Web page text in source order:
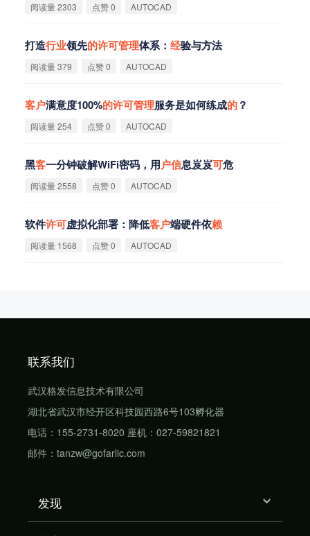
阅读量 2303 点赞 0 AUTOCAD
打造行业领先的许可管理体系： 经验与方法
阅读量 379 点赞 0 AUTOCAD
客户满意度100%的许可管理服务是如何练成的？
阅读量 254 点赞 0 AUTOCAD
黑客一分钟破解WiFi密码，用户信息岌岌可危
阅读量 2558 点赞 0 AUTOCAD
软件许可虚拟化部署：降低客户端硬件依赖
阅读量 1568 点赞 0 AUTOCAD
联系我们
武汉格发信息技术有限公司
湖北省武汉市经开区科技园西路6号103孵化器
电话：155-2731-8020 座机：027-59821821
邮件：tanzw@gofarlic.com
发现